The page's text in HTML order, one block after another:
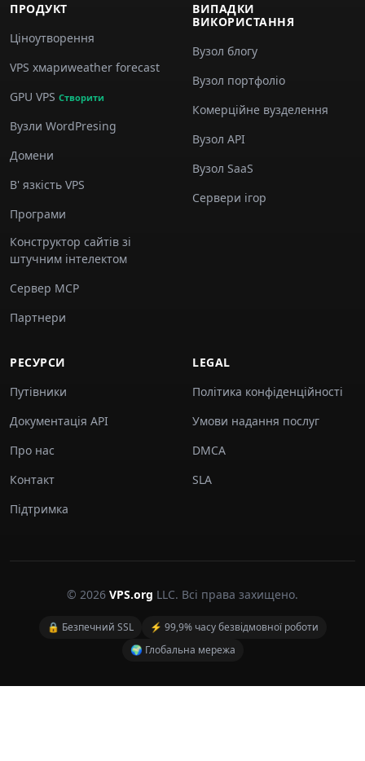
ПРОДУКТ
Ціноутворення
VPS хмариweather forecast
GPU VPS Створити
Вузли WordPresing
Домени
В' язкість VPS
Програми
Конструктор сайтів зі
штучним інтелектом
Сервер MCP
Партнери
ВИПАДКИ
ВИКОРИСТАННЯ
Вузол блогу
Вузол портфоліо
Комерційне вузделення
Вузол API
Вузол SaaS
Сервери ігор
РЕСУРСИ
Путівники
Документація API
Про нас
Контакт
Підтримка
LEGAL
Політика конфіденційності
Умови надання послуг
DMCA
SLA
© 2026 VPS.org LLC. Всі права захищено.
🔒 Безпечний SSL
⚡ 99,9% часу безвідмовної роботи
🌍 Глобальна мережа